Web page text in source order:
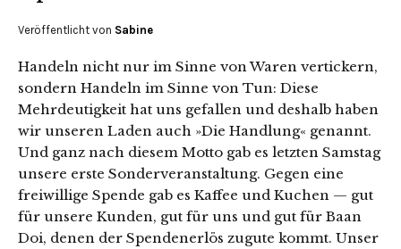
Veröffentlicht von Sabine
Handeln nicht nur im Sinne von Waren vertickern,
sondern Handeln im Sinne von Tun: Diese
Mehrdeutigkeit hat uns gefallen und deshalb haben
wir unseren Laden auch »Die Handlung« genannt.
Und ganz nach diesem Motto gab es letzten Samstag
unsere erste Sonderveranstaltung. Gegen eine
freiwillige Spende gab es Kaffee und Kuchen — gut
für unsere Kunden, gut für uns und gut für Baan
Doi, denen der Spendenerlös zugute kommt. Unser